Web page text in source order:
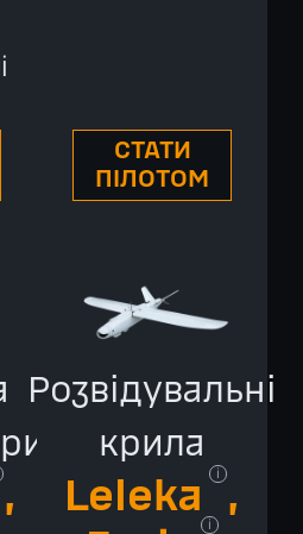
СТАТИ
ПІЛОТОМ
,
Розвідувальні
крила
Leleka i ,
i